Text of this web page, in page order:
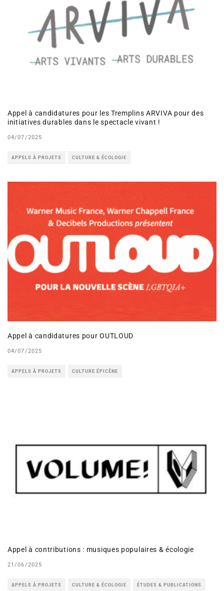
Appel à candidatures pour les Tremplins ARVIVA pour des
initiatives durables dans le spectacle vivant !
04/07/2025
APPELS À PROJETS CULTURE & ÉCOLOGIE
Appel à candidatures pour OUTLOUD
04/07/2025
APPELS À PROJETS CULTURE ÉPICÈNE
Appel à contributions : musiques populaires & écologie
21/06/2025
APPELS À PROJETS CULTURE & ÉCOLOGIE ÉTUDES & PUBLICATIONS